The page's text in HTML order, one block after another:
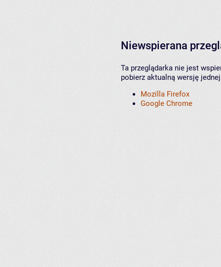
Niewspierana
Ta przeglądarka nie jest
pobierz aktualną wersję
Mozilla Firefox
Google Chrome